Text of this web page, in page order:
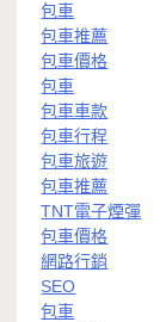
包車
包車推薦
包車價格
包車
包車車款
包車行程
包車旅遊
包車推薦
TNT電子煙彈
包車價格
網路行銷
SEO
包車